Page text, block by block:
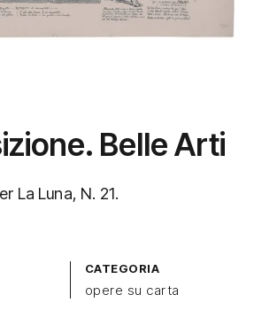
Belle Arti
La Luna, N. 21.
CATEGORIA
opere su carta